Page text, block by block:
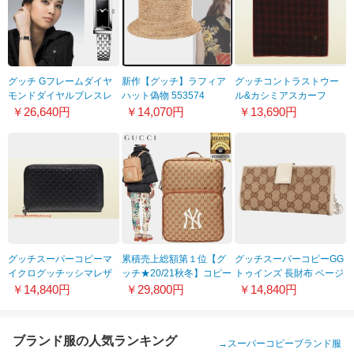
グッチ Gフレームダイヤ
モンドダイヤルブレスレ
ットウォッチ コピーN級
￥26,640円
新作【グッチ】ラフィア
ハット偽物 553574
3HE44 9200
￥14,070円
グッチコントラストウー
ル&カシミアスカーフ
328885 4G830 6460
￥13,690円
グッチスーパーコピーマ
イクログッチッシマレザ
ー ジップアラウンドウォ
￥14,840円
累積売上総額第１位【グ
ッチ★20/21秋冬】コピー
MEDIUM BACKPACK
￥29,800円
グッチスーパーコピーGG
トゥインズ 長財布 ベージ
ュ＆アイボリー
￥14,840円
ブランド服の人気ランキング → スーパーコピーブランド服